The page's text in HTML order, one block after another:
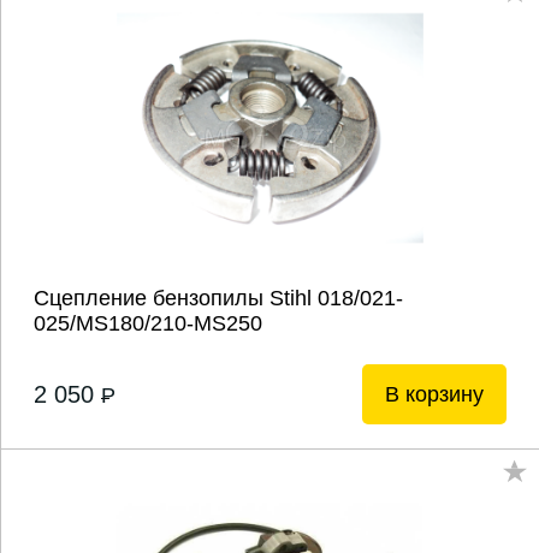
Сцепление бензопилы Stihl 018/021-
025/MS180/210-MS250
2 050 P В корзину